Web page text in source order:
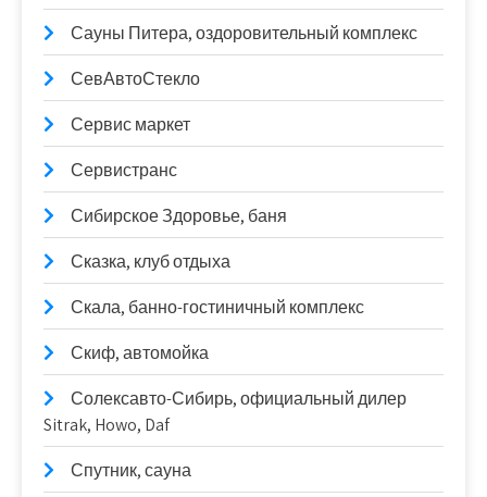
Сауны Питера, оздоровительный комплекс
СевАвтоСтекло
Сервис маркет
Сервистранс
Сибирское Здоровье, баня
Сказка, клуб отдыха
Скала, банно-гостиничный комплекс
Скиф, автомойка
Солексавто-Сибирь, официальный дилер
Sitrak, Howo, Daf
Спутник, сауна